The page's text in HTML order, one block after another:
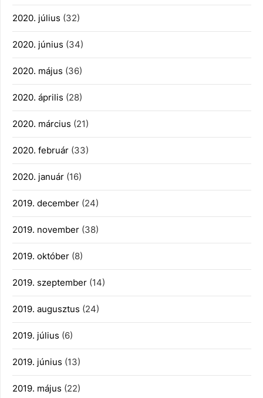
2020. július (32)
2020. június (34)
2020. május (36)
2020. április (28)
2020. március (21)
2020. február (33)
2020. január (16)
2019. december (24)
2019. november (38)
2019. október (8)
2019. szeptember (14)
2019. augusztus (24)
2019. július (6)
2019. június (13)
2019. május (22)